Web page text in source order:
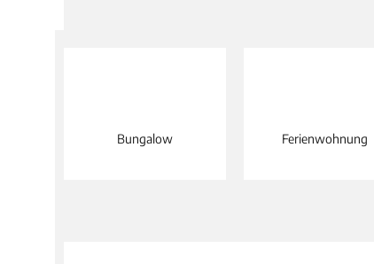
Bungalow Ferienwohnung